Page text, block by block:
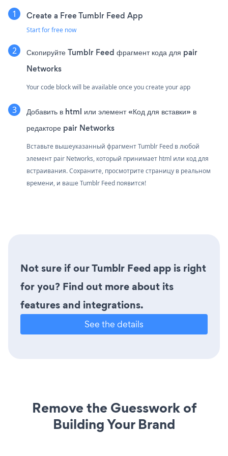
Create a Free Tumblr Feed App
Start for free now
Скопируйте Tumblr Feed фрагмент кода для pair
Networks
Your code block will be available once you create your app
Добавить в html или элемент «Код для вставки» в
редакторе pair Networks
Вставьте вышеуказанный фрагмент Tumblr Feed в любой
элемент pair Networks, который принимает html или код для
встраивания. Сохраните, просмотрите страницу в реальном
времени, и ваше Tumblr Feed появится!
Not sure if our Tumblr Feed app is right
for you? Find out more about its
features and integrations.
See the details
Remove the Guesswork of
Building Your Brand